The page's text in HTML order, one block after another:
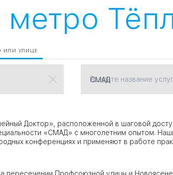
СВАО
ЦАО
01 Таганская
ИЛИ УЛИЦЕ
Введите название
Доктор», расположенной в шаговой
«СМАД» с многолетним опытом.
конференциях и применяют в работе